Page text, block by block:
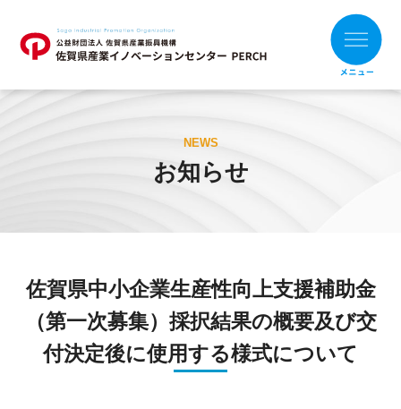
目的別 組織別
補助金の活用
支援事例
NEWS
お知らせ
佐賀県中小企業生産性向上支援補助金
（第一次募集）採択結果の概要及び交
付決定後に使用する様式について